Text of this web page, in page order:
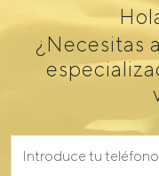
¿Necesitas